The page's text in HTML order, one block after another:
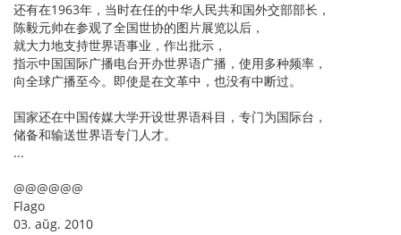
还有在1963年，当时在任的中华人民共和国外交部部长，
陈毅元帅在参观了全国世协的图片展览以后，
就大力地支持世界语事业，作出批示，
指示中国国际广播电台开办世界语广播，使用多种频率，
向全球广播至今。即使是在文革中，也没有中断过。
国家还在中国传媒大学开设世界语科目，专门为国际台，
储备和输送世界语专门人才。
...
@@@@@@
Flago
03. aŭg. 2010